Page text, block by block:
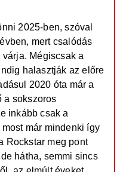
2025-ben, szóval
mert csalódás
Mégiscsak a
halasztják az előre
2020 óta már a
a sokszoros
inkább csak a
már mindenki így
Rockstar meg pont
hátha, semmi sincs